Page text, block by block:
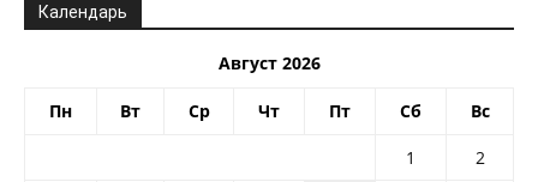
Календарь
Август 2026
Пн Вт Ср Чт Пт Сб Вс
1
2